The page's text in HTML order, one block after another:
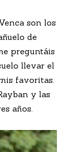
son los
de
preguntáis
llevar el
favoritas.
y las
años.